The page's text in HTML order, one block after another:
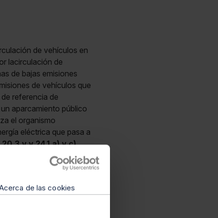
de las cookies
de vehículos en
lacirculación de
de bajas emisiones
de vehículos que
referencia de
aparcamiento público
el organismo
eléctrica que pasa a
y 24.1.a) y c)